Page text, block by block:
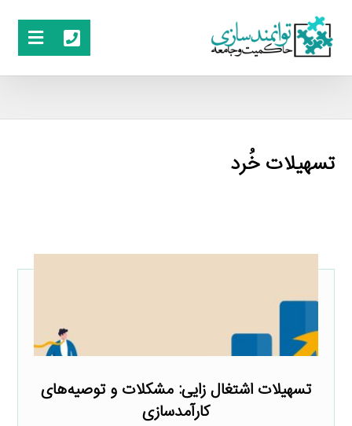
تسهیلات خُرد
تسهیلات اشتغال زایی: مشکلات و توصیه‌های
کارآمدسازی